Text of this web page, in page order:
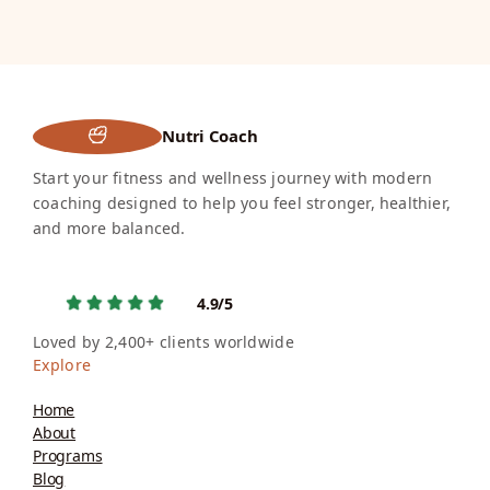
Nutri Coach
Start your fitness and wellness journey with modern
coaching designed to help you feel stronger, healthier,
and more balanced.
4.9/5
Loved by 2,400+ clients worldwide
Explore
Home
About
Programs
Blog